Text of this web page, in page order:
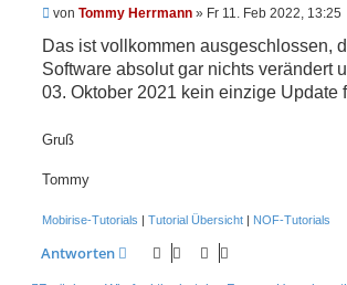
U
g
l
e
n
B
i
t
a
von Tommy Herrmann » Fr 11. Feb 2022, 13:25
Das ist vollkommen ausgeschlossen,
Software absolut gar nichts verändert
03. Oktober 2021 kein einzige Update
Gruß
Tommy
Mobirise-Tutorials | Tutorial Übersicht | NOF-Tutorials
Antworten